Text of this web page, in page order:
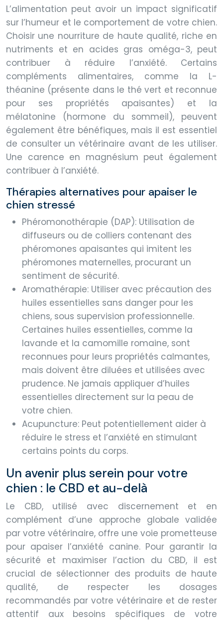
L’alimentation peut avoir un impact significatif
sur l’humeur et le comportement de votre chien.
Choisir une nourriture de haute qualité, riche en
nutriments et en acides gras oméga-3, peut
contribuer à réduire l’anxiété. Certains
compléments alimentaires, comme la L-
théanine (présente dans le thé vert et reconnue
pour ses propriétés apaisantes) et la
mélatonine (hormone du sommeil), peuvent
également être bénéfiques, mais il est essentiel
de consulter un vétérinaire avant de les utiliser.
Une carence en magnésium peut également
contribuer à l’anxiété.
Thérapies alternatives pour apaiser le
chien stressé
Phéromonothérapie (DAP): Utilisation de
diffuseurs ou de colliers contenant des
phéromones apaisantes qui imitent les
phéromones maternelles, procurant un
sentiment de sécurité.
Aromathérapie: Utiliser avec précaution des
huiles essentielles sans danger pour les
chiens, sous supervision professionnelle.
Certaines huiles essentielles, comme la
lavande et la camomille romaine, sont
reconnues pour leurs propriétés calmantes,
mais doivent être diluées et utilisées avec
prudence. Ne jamais appliquer d’huiles
essentielles directement sur la peau de
votre chien.
Acupuncture: Peut potentiellement aider à
réduire le stress et l’anxiété en stimulant
certains points du corps.
Un avenir plus serein pour votre
chien : le CBD et au-delà
Le CBD, utilisé avec discernement et en
complément d’une approche globale validée
par votre vétérinaire, offre une voie prometteuse
pour apaiser l’anxiété canine. Pour garantir la
sécurité et maximiser l’action du CBD, il est
crucial de sélectionner des produits de haute
qualité, de respecter les dosages
recommandés par votre vétérinaire et de rester
attentif aux besoins spécifiques de votre